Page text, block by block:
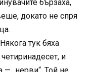
бързаха,
докато не спря
тук бяха
и